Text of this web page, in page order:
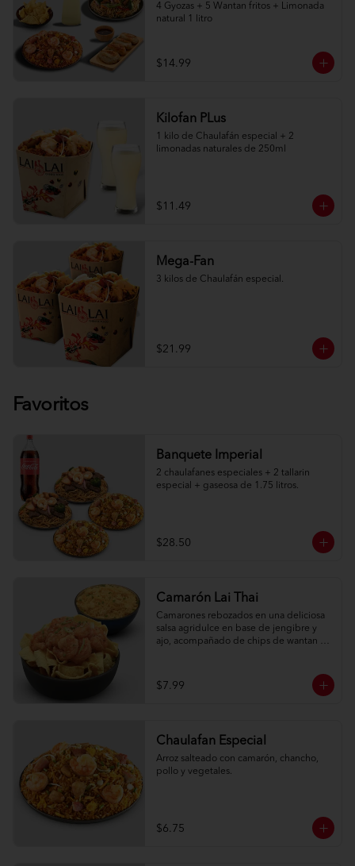
4 Gyozas + 5 Wantan fritos + Limonada
natural 1 litro
$14.99
Kilofan PLus
1 kilo de Chaulafán especial + 2
limonadas naturales de 250ml
$11.49
Mega-Fan
3 kilos de Chaulafán especial.
$21.99
Favoritos
Banquete Imperial
2 chaulafanes especiales + 2 tallarin
especial + gaseosa de 1.75 litros.
$28.50
Camarón Lai Thai
Camarones rebozados en una deliciosa
salsa agridulce en base de jengibre y
ajo, acompañado de chips de wantan y
$7.99
Chaulafan Especial
Arroz salteado con camarón, chancho,
pollo y vegetales.
$6.75